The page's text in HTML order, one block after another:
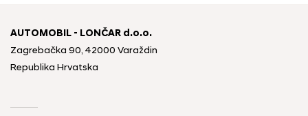
AUTOMOBIL - LONČAR d.o.o.
Zagrebačka 90, 42000 Varaždin
Republika Hrvatska